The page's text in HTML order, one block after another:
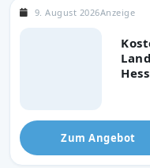
9. August 2026Anzeige
Zum Angebot